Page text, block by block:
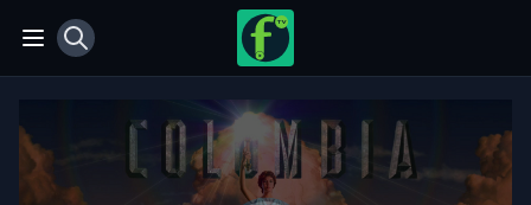
Open main menu
View notifications